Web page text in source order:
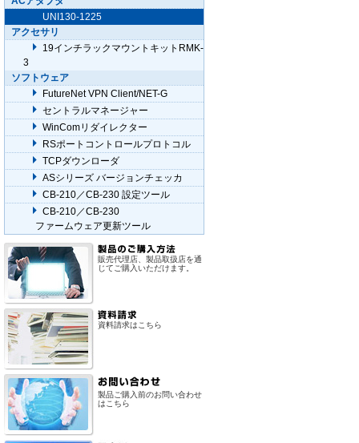
UNI130-1225
アクセサリ
19インチラックマウントキットRMK-
3
ソフトウェア
FutureNet VPN Client/NET-G
セントラルマネージャー
WinComリダイレクター
RSポートコントロールプロトコル
TCPダウンローダ
ASシリーズ バージョンチェッカ
CB-210／CB-230 設定ツール
CB-210／CB-230
ファームウェア更新ツール
販売代理店、製品取扱店を通
じてご購入いただけます。
資料請求はこちら
製品ご購入前のお問い合わせ
はこちら